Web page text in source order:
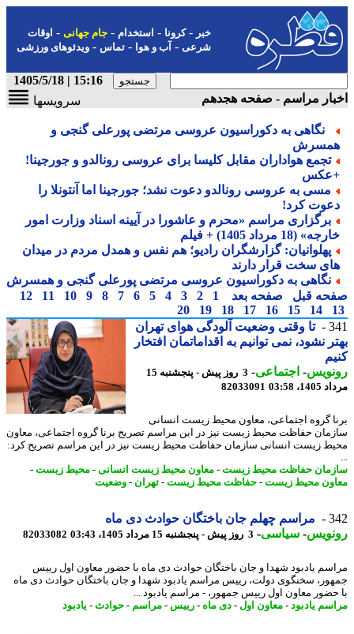
-کرونا-استخدام- جام جهانی-اوقات
شرعی-آب و هوا-تماس-ویدئوهای ورزشی
15:16 | 1405/5/18
مراسم - صفحه هجدهم
سرویسها
نگاهی به دکوراسیون عروسی مرتضی پورعلی گنجی و
تجمع هواداران مقابل کلیسا برای عروسی رونالدو و جورجینا!
مسی به عروسی رونالدو دعوت نشد؛ جورجینا اما آنتونلا را
کرد!
برگزاری مراسم «محرم و عاشورا در آیینه اسناد وزارت امور
(18 مرداد 1405) + فیلم
پهلوانیان: گزارشگران رادیو؛ هم نفس و همدل مردم در میدان
سخت قرار دارند
نگاهی به دکوراسیون عروسی مرتضی پورعلی گنجی و همسرش
قبل صفحه بعد 1
2
3
4
5
6
7
8
9
10
11
12
14
15
16
17
18
19
20
تا وقتی وضعیت آلودگی هوای تهران
نشود، نمی توانیم به اقداماتمان افتخار
-اجتماعی-
3 روز پیش - پنجشنبه 15
03:58
82033091
گروه اجتماعی، معاون محیط زیست انسانی
حفاظت محیط زیست نیز در این مراسم تصریح برنا گروه اجتماعی، معاون
زیست انسانی سازمان حفاظت محیط زیست نیز در این مراسم تصریح کرد:
حفاظت محیط زیست-معاون محیط زیست انسانی-محیط زیست-
محیط زیست-حفاظت محیط زیست-تهران- وضعیت
مراسم چهلم جان باختگان حوادث دی ماه
-سیاسی-3 روز پیش - پنجشنبه 15 مرداد 1405، 03:43 82033082
یادبود شهدا و جان باختگان حوادث دی ماه با حضور معاون اول رییس
سخنگوی دولت، رییس مراسم یادبود شهدا و جان باختگان حوادث دی ماه
معاون اول رییس جمهور، - مراسم یادبود ...
یادبود-معاون اول-دی ماه-رییس -مراسم -حوادث-یادبود